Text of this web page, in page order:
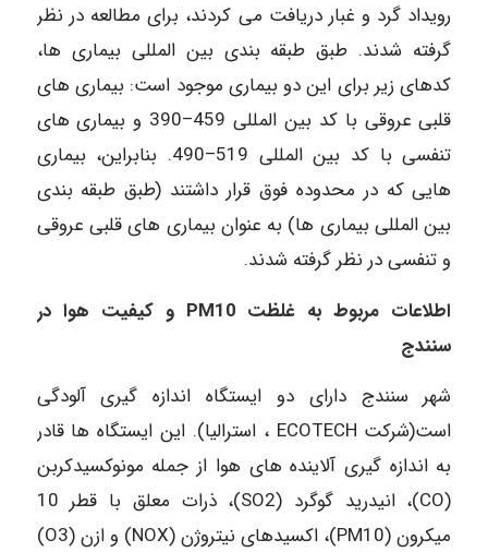
رویداد گرد و غبار دریافت می کردند، برای مطالعه در نظر
گرفته شدند. طبق طبقه بندی بین المللی بیماری ها،
کدهای زیر برای این دو بیماری موجود است: بیماری های
قلبی عروقی با کد بین المللی 459–390 و بیماری های
تنفسی با کد بین المللی 519–490. بنابراین، بیماری
هایی که در محدوده فوق قرار داشتند (طبق طبقه بندی
بین المللی بیماری ها) به عنوان بیماری های قلبی عروقی
و تنفسی در نظر گرفته شدند.
اطلاعات مربوط به غلظت PM10 و کیفیت هوا در
سنندج
شهر سنندج دارای دو ایستگاه اندازه گیری آلودگی
است(شرکت ECOTECH ، استرالیا). این ایستگاه ها قادر
به اندازه گیری آلاینده های هوا از جمله مونوکسیدکربن
(CO)، انیدرید گوگرد (SO2)، ذرات معلق با قطر 10
میکرون (PM10)، اکسیدهای نیتروژن (NOX) و ازن (O3)